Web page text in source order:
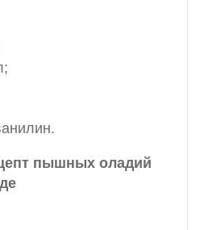
пышных оладий